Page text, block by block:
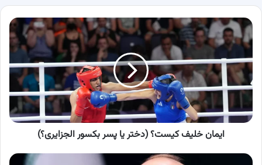
ایمان
خلیف
کیست؟
(دختر
یا
پسر
بکسور
الجزایری؟)
ایمان خلیف کیست؟ (دختر یا پسر بکسور الجزایری؟)
قالیباف: